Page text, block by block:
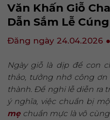
Văn Khấn Giỗ
Dẫn Sắm Lễ
Đăng ngày 24.04.2026
Ngày giỗ là dịp để con
thảo, tưởng nhớ công
thành. Để nghi lễ diễn ra
ý nghĩa, việc chuẩn bị
mẹchuẩn mực là vô